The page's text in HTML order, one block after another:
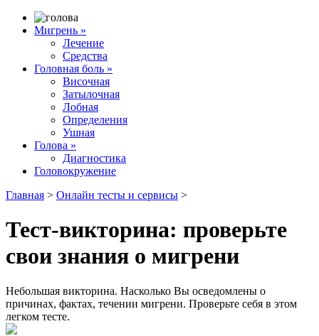
Мигрень »
Лечение
Средства
Головная боль »
Височная
Затылочная
Лобная
Определения
Ушная
Голова »
Диагностика
Головокружение
Главная > Онлайн тесты и сервисы >
Тест-викторина: проверьте
свои знания о мигрени
Небольшая викторина. Насколько Вы осведомлены о
причинах, фактах, течении мигрени. Проверьте себя в этом
легком тесте.